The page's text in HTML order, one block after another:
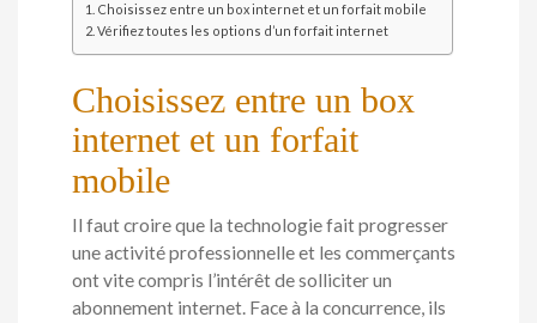
Choisissez entre un box internet et un forfait mobile
Vérifiez toutes les options d’un forfait internet
Choisissez entre un box
internet et un forfait
mobile
Il faut croire que la technologie fait progresser
une activité professionnelle et les commerçants
ont vite compris l’intérêt de solliciter un
abonnement internet. Face à la concurrence, ils